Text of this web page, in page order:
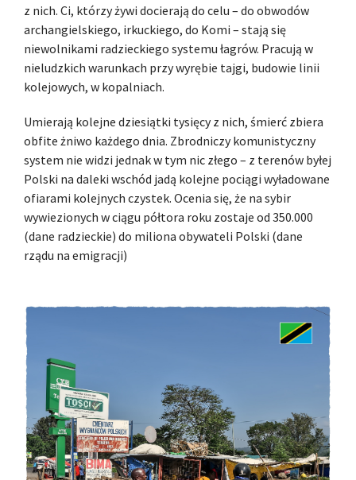
z nich. Ci, którzy żywi docierają do celu – do obwodów
archangielskiego, irkuckiego, do Komi – stają się
niewolnikami radzieckiego systemu łagrów. Pracują w
nieludzkich warunkach przy wyrębie tajgi, budowie linii
kolejowych, w kopalniach.
Umierają kolejne dziesiątki tysięcy z nich, śmierć zbiera
obfite żniwo każdego dnia. Zbrodniczy komunistyczny
system nie widzi jednak w tym nic złego – z terenów byłej
Polski na daleki wschód jadą kolejne pociągi wyładowane
ofiarami kolejnych czystek. Ocenia się, że na sybir
wywiezionych w ciągu półtora roku zostaje od 350.000
(dane radzieckie) do miliona obywateli Polski (dane
rządu na emigracji)